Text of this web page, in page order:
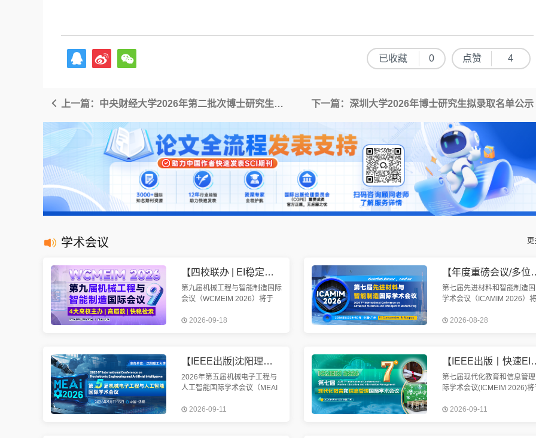
已收藏 0 点赞 4
上一篇：中央财经大学2026年第二批次博士研究生招生相关事宜的通知 下一篇：深圳大学2026年博士研究生拟录取名单公示
学术会议 更
【四校联办 | EI稳定检索 | 往届均已检索】第九届机械工程与智能制造国际会议（WCMEIM 2026）
第九届机械工程与智能制造国际
会议（WCMEIM 2026）将于
开。会议将围绕机械工程与智能
2026-09-18
【年度重磅会议/多位院士报告/EI快检
第七届先进材料和智能制造
学术会议（ICAMIM 2026）将
州召开。本次会议旨在加强世
2026-08-28
【IEEE出版|沈阳理工大学主办】第五届机械电子工程与人工智能国际学术会议（MEAI 2026）
2026年第五届机械电子工程与
人工智能国际学术会议（MEAI
13日在美丽的辽宁省沈阳市隆
2026-09-11
【IEEE出版丨快速EI检索丨院士、会士
第七届现代化教育和信息管理
际学术会议(ICMEIM 2026)将
隆重举行。我国科学谋划、精
2026-09-11